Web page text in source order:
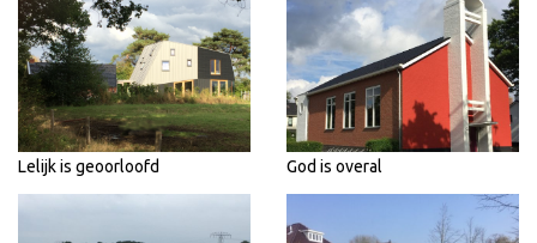
Lelijk is geoorloofd God is overal